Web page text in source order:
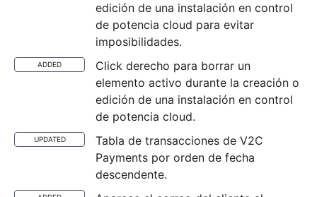
edición de una instalación en control
de potencia cloud para evitar
imposibilidades.
ADDED
Click derecho para borrar un
elemento activo durante la creación o
edición de una instalación en control
de potencia cloud.
UPDATED
Tabla de transacciones de V2C
Payments por orden de fecha
descendente.